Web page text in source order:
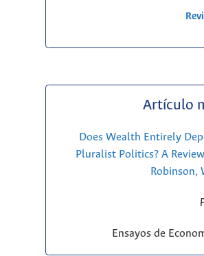
Artículo
Does Wealth Entirely
Pluralist Politics? A
Robinson,
Ensayos de